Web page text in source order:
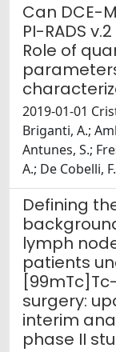
Can DCE-
PI-RADS
Role of
2019-01-01
Briganti, A.;
Antunes, S.;
A.; De Cobelli, F.
Defining
lymph
patients
surgery:
interim
phase II